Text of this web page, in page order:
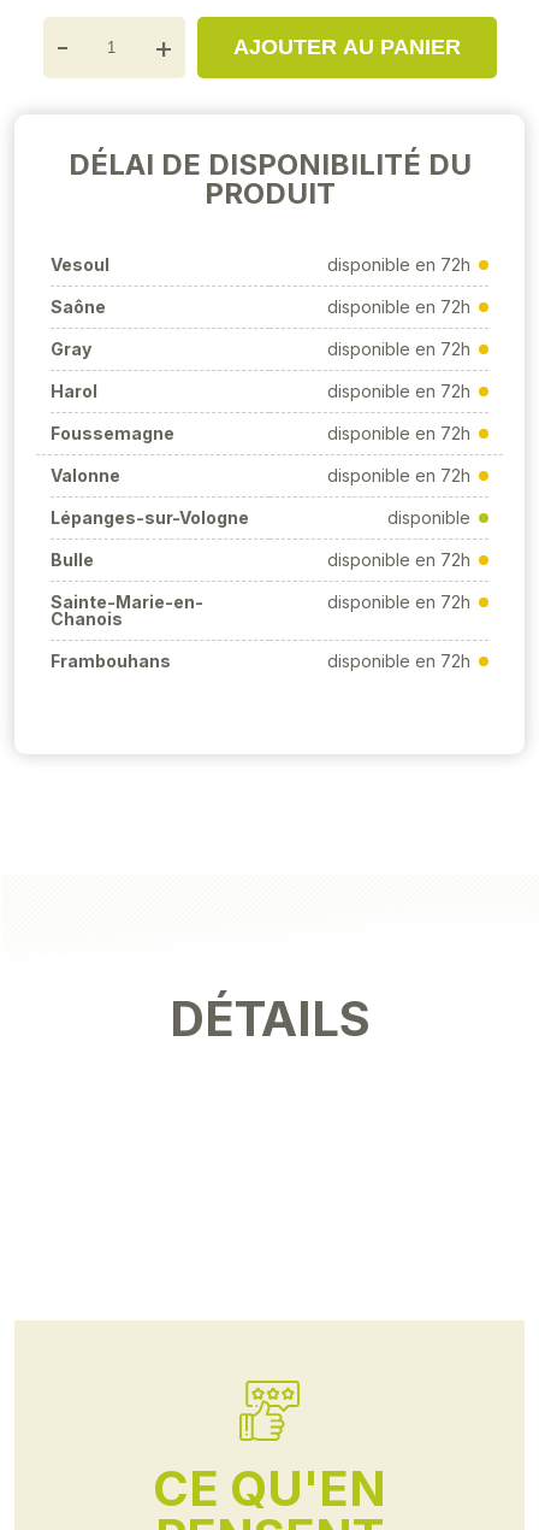
- + AJOUTER AU PANIER
DÉLAI DE DISPONIBILITÉ DU
PRODUIT
Vesoul disponible en 72h
Saône disponible en 72h
Gray disponible en 72h
Harol disponible en 72h
Foussemagne disponible en 72h
Valonne disponible en 72h
Lépanges-sur-Vologne disponible
Bulle disponible en 72h
Sainte-Marie-en-
Chanois
disponible en 72h
Frambouhans disponible en 72h
DÉTAILS
CE QU'EN